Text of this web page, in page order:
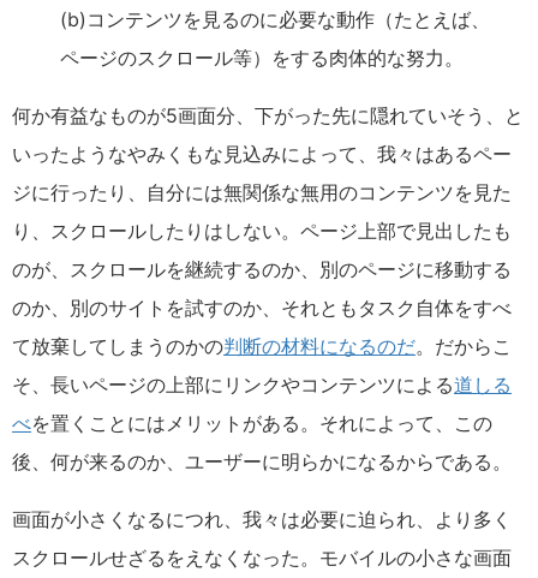
(b)コンテンツを見るのに必要な動作（たとえば、
ページのスクロール等）をする肉体的な努力。
何か有益なものが5画面分、下がった先に隠れていそう、と
いったようなやみくもな見込みによって、我々はあるペー
ジに行ったり、自分には無関係な無用のコンテンツを見た
り、スクロールしたりはしない。ページ上部で見出したも
のが、スクロールを継続するのか、別のページに移動する
のか、別のサイトを試すのか、それともタスク自体をすべ
て放棄してしまうのかの判断の材料になるのだ。だからこ
そ、長いページの上部にリンクやコンテンツによる道しる
べを置くことにはメリットがある。それによって、この
後、何が来るのか、ユーザーに明らかになるからである。
画面が小さくなるにつれ、我々は必要に迫られ、より多く
スクロールせざるをえなくなった。モバイルの小さな画面